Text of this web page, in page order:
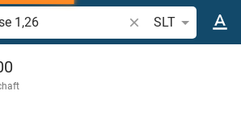
Bibelstelle oder
SLT